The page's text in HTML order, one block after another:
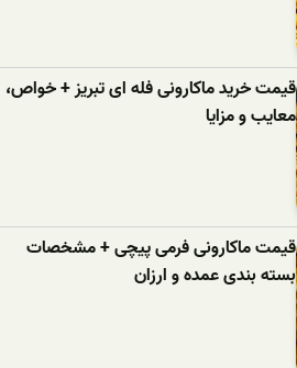
قیمت خرید ماکارونی فله ای تبریز + خواص،
معایب و مزایا
قیمت ماکارونی فرمی پیچی + مشخصات
بسته بندی عمده و ارزان